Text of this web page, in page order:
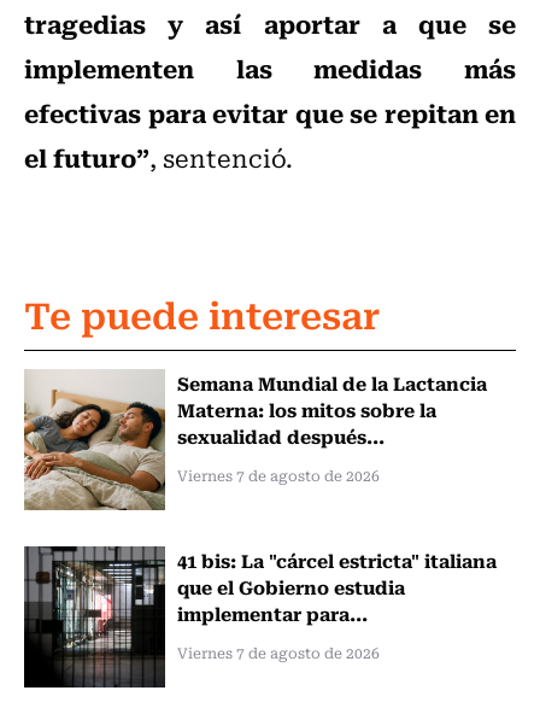
tragedias y así aportar a que se
implementen las medidas más
efectivas para evitar que se repitan en
el futuro”, sentenció.
Te puede interesar
Semana Mundial de la Lactancia
Materna: los mitos sobre la
sexualidad después...
Viernes 7 de agosto de 2026
41 bis: La "cárcel estricta" italiana
que el Gobierno estudia
implementar para...
Viernes 7 de agosto de 2026